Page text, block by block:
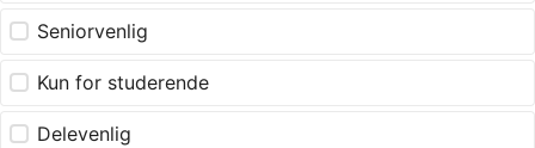
Seniorvenlig
Kun for studerende
Delevenlig